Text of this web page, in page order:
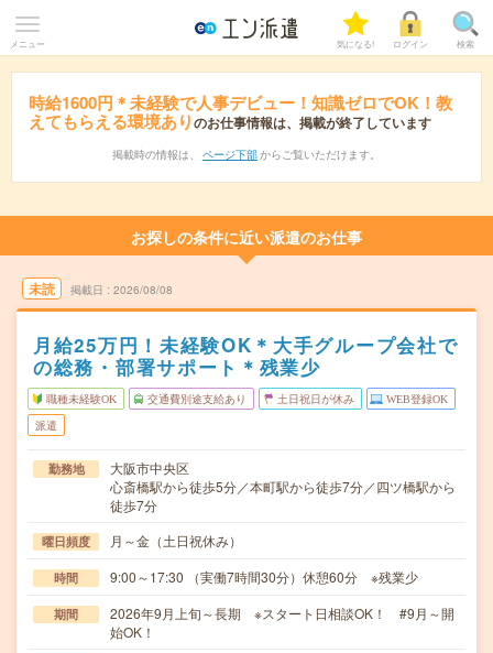
メニュー 気になる! ログイン 検索
時給1600円＊未経験で人事デビュー！知識ゼロでOK！教
えてもらえる環境ありのお仕事情報は、掲載が終了しています
掲載時の情報は、 ページ下部 からご覧いただけます。
お探しの条件に近い派遣のお仕事
未読 掲載日 2026/08/08
月給25万円！未経験OK＊大手グループ会社で
の総務・部署サポート＊残業少
職種未経験OK 交通費別途支給あり 土日祝日が休み WEB登録OK
派遣
勤務地
大阪市中央区
心斎橋駅から徒歩5分／本町駅から徒歩7分／四ツ橋駅から
徒歩7分
曜日頻度 月～金（土日祝休み）
時間 9:00～17:30 （実働7時間30分）休憩60分 ※残業少
期間
2026年9月上旬～長期 ※スタート日相談OK！ #9月～開
始OK！